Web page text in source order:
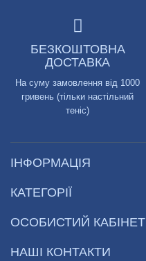
БЕЗКОШТОВНА
ДОСТАВКА
На суму замовлення від 1000
гривень (тільки настільний
теніс)
ІНФОРМАЦІЯ
КАТЕГОРІЇ
ОСОБИСТИЙ КАБІНЕТ
НАШІ КОНТАКТИ